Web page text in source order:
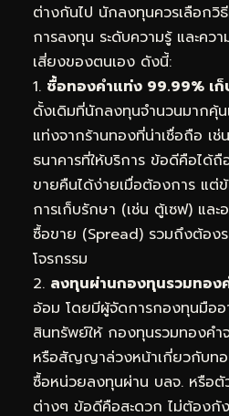
ต่างกันไป นักลงทุนควรเลือกวิ
การลงทุน ระดับความรู้ และคว
เสี่ยงของตนเอง ดังนี้:
1. ซื้อทองคำแท่ง 99.99% เก็
ดั้งเดิมที่นักลงทุนจำนวนมากคุ้
แท่งจากร้านทองที่น่าเชื่อถือ เช่
ธนาคารที่ให้บริการ ข้อดีคือได้
ขายคืนได้ง่ายเมื่อต้องการ แต่ข้
การเก็บรักษา (เช่น ตู้เซฟ) และ
ซื้อขาย (Spread) รวมถึงต้องร
โจรกรรม
2. ลงทุนผ่านกองทุนรวมทอง
อ้อม โดยมีผู้จัดการกองทุนมือ
สินทรัพย์ให้ กองทุนรวมทองคำ
หรือสัญญาล่วงหน้าเกี่ยวกับท
ซื้อหน่วยลงทุนผ่าน บลจ. หรือ
ต่างๆ ข้อดีคือสะดวก ไม่ต้องกั